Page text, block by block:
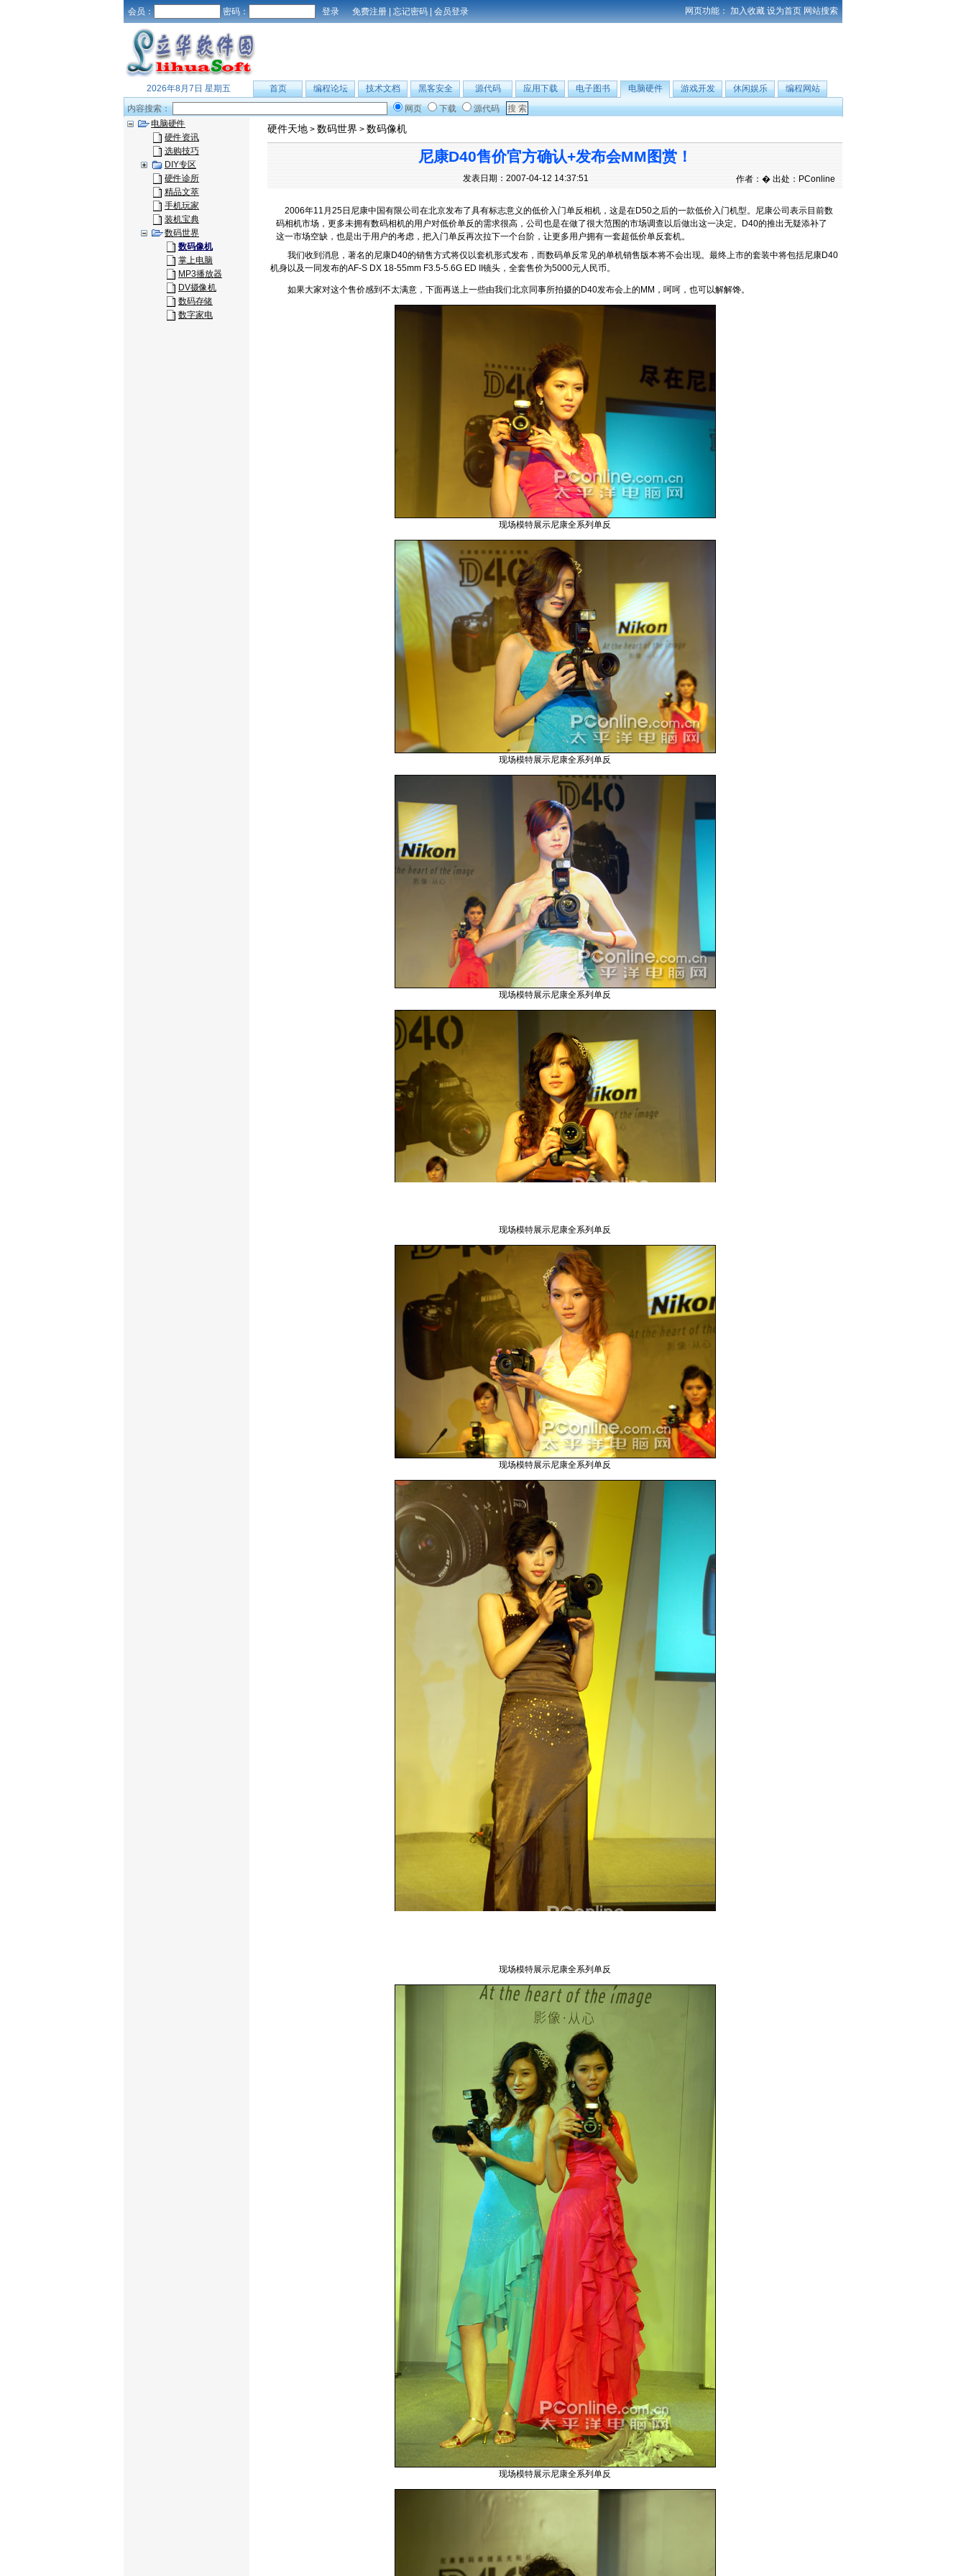
会员： 密码： 免费注册 | 忘记密码 | 会员登录 网页功能： 加入收藏 设为首页 网站搜索
2026年8月7日 星期五 首页 编程论坛 技术文档 黑客安全 源代码 应用下载 电子图书 电脑硬件 游戏开发 休闲娱乐
编程网站
内容搜索：
网页 下载
源代码
电脑硬件
硬件资讯
选购技巧
DIY专区
硬件诊所
精品文萃
手机玩家
装机宝典
数码世界
数码像机
掌上电脑
MP3播放器
DV摄像机
数码存储
数字家电
硬件天地 > 数码世界 > 数码像机
尼康D40售价官方确认+发布会MM图赏！
发表日期：2007-04-12 14:37:51 作者：� 出处：PConline
2006年11月25日尼康中国有限公司在北京发布了具有标志意义的低价入门单反相机，这是在D50之后的一款低价入门机型。尼康公司表示目前数
码相机市场，更多未拥有数码相机的用户对低价单反的需求很高，公司也是在做了很大范围的市场调查以后做出这一决定。D40的推出无疑添补了
这一市场空缺，也是出于用户的考虑，把入门单反再次拉下一个台阶，让更多用户拥有一套超低价单反套机。
我们收到消息，著名的尼康D40的销售方式将仅以套机形式发布，而数码单反常见的单机销售版本将不会出现。最终上市的套装中将包括尼康D40
机身以及一同发布的AF-S DX 18-55mm F3.5-5.6G ED II镜头，全套售价为5000元人民币。
如果大家对这个售价感到不太满意，下面再送上一些由我们北京同事所拍摄的D40发布会上的MM，呵呵，也可以解解馋。
现场模特展示尼康全系列单反
现场模特展示尼康全系列单反
现场模特展示尼康全系列单反
现场模特展示尼康全系列单反
现场模特展示尼康全系列单反
现场模特展示尼康全系列单反
现场模特展示尼康全系列单反